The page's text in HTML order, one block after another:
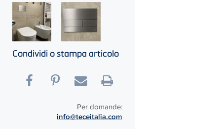
Condividi o stampa articolo
Per domande:
info@teceitalia.com